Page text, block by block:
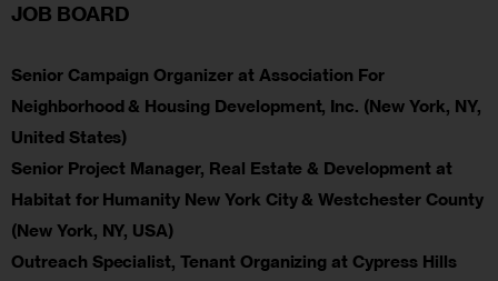
JOB BOARD
Senior Campaign Organizer at Association For
Neighborhood & Housing Development, Inc. (New York, NY,
United States)
Senior Project Manager, Real Estate & Development at
Habitat for Humanity New York City & Westchester County
(New York, NY, USA)
Outreach Specialist, Tenant Organizing at Cypress Hills